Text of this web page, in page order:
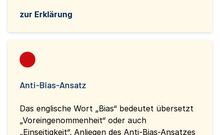
zur Erklärung
Anti-Bias-Ansatz
Das englische Wort „Bias“ bedeutet übersetzt
„Voreingenommenheit“ oder auch
„Einseitigkeit“. Anliegen des Anti-Bias-Ansatzes